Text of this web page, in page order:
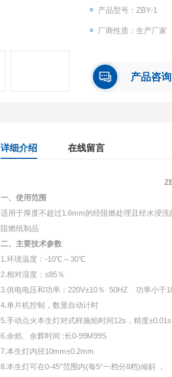
产品型号：ZBY-1
厂商性质：生产厂家
产品咨询
详细介绍 在线留言
一、使用范围
适用于厚度不超过1.6mm的经阻燃处理且经水浸
阻燃纸制品
二、主要技术参数
1.环境温度：-10℃ ～30℃
2.相对湿度：≤85％
3.供电电压和功率： 220V±10％ 50HZ功率小于
4.单片机控制，数显自动计时
5.手动点火本生灯对式样施焰时间12s ，精度±0.01s
6.余焰、余辉时间 :长0-99M99S
7.本生灯内径10mm±0.2mm
8.本生灯可在0-45°范围内(每5°一档分8档)倾斜
，